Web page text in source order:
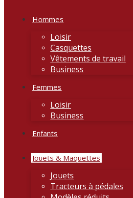
Hommes
Loisir
Casquettes
Vêtements de travail
Business
Femmes
Loisir
Business
Enfants
Jouets & Maquettes
Jouets
Tracteurs à pédales